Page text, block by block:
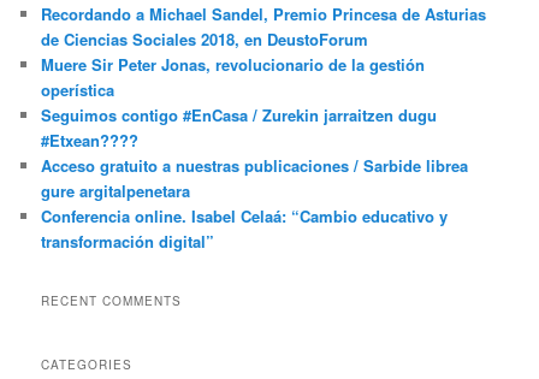
Recordando a Michael Sandel, Premio Princesa de Asturias
de Ciencias Sociales 2018, en DeustoForum
Muere Sir Peter Jonas, revolucionario de la gestión
operística
Seguimos contigo #EnCasa / Zurekin jarraitzen dugu
#Etxean????
Acceso gratuito a nuestras publicaciones / Sarbide librea
gure argitalpenetara
Conferencia online. Isabel Celaá: “Cambio educativo y
transformación digital”
RECENT COMMENTS
CATEGORIES